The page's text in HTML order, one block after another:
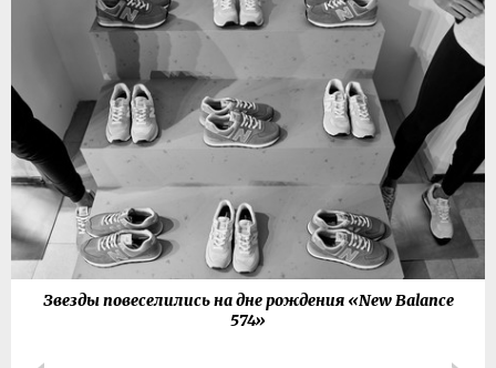
Звезды повеселились на дне рождения «New Balance
574»